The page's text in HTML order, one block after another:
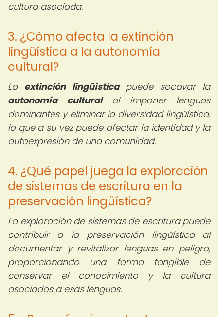
cultura asociada.
3. ¿Cómo afecta la extinción
lingüística a la autonomía
cultural?
La extinción lingüísticapuede socavar la
autonomía culturalal imponer lenguas
dominantes y eliminar la diversidad lingüística,
lo que a su vez puede afectar la identidad y la
autoexpresión de una comunidad.
4. ¿Qué papel juega la exploración
de sistemas de escritura en la
preservación lingüística?
La exploración de sistemas de escritura puede
contribuir a la preservación lingüística al
documentar y revitalizar lenguas en peligro,
proporcionando una forma tangible de
conservar el conocimiento y la cultura
asociados a esas lenguas.